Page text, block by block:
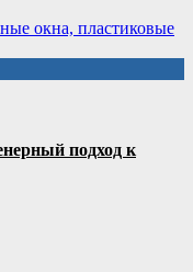
окна, пластиковые
подход к